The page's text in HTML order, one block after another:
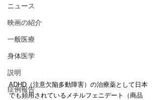
ニュース
映画の紹介
一般医療
身体医学
説明
症例報告
ADHD（注意欠陥多動障害）の治療薬として日本
でも頻用されているメチルフェニデート（商品